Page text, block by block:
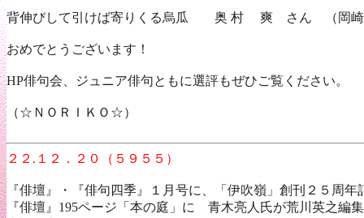
背伸びして引けば寄りくる烏瓜 奥 村 爽 さん （岡
おめでとうございます！
HP俳句会、ジュニア俳句ともに選評もぜひご覧ください。
（☆ＮＯＲＩＫＯ☆）
２２.１２．２０（５９５５）
『俳壇』・『俳句四季』１月号に、「伊吹嶺」創刊２５周
『俳壇』195ページ「本の庭」に 青木亮人氏が荒川英之編